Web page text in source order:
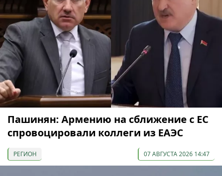
Пашинян: Армению на сближение с ЕС
спровоцировали коллеги из ЕАЭС
РЕГИОН 07 АВГУСТА 2026 14:47